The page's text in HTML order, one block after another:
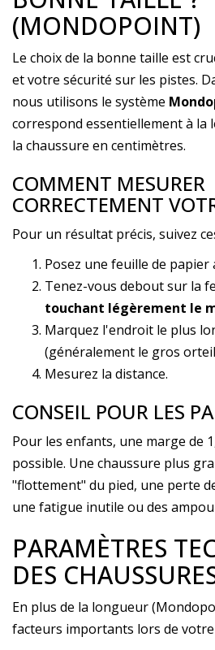
(MONDOPOINT)
Le choix de la bonne taille est
et votre sécurité sur les pistes.
nous utilisons le système
correspond essentiellement à la
la chaussure en centimètres.
COMMENT MESURER
CORRECTEMENT
Pour un résultat précis, suivez
Posez une feuille de
Tenez-vous debout sur la
touchant légèrement le
Marquez l'endroit le plus
(généralement le gros
Mesurez la distance.
CONSEIL POUR LES
Pour les enfants, une marge de
possible. Une chaussure plus
"flottement" du pied, une perte
une fatigue inutile ou des
PARAMÈTRES
DES
En plus de la longueur
facteurs importants lors de votre